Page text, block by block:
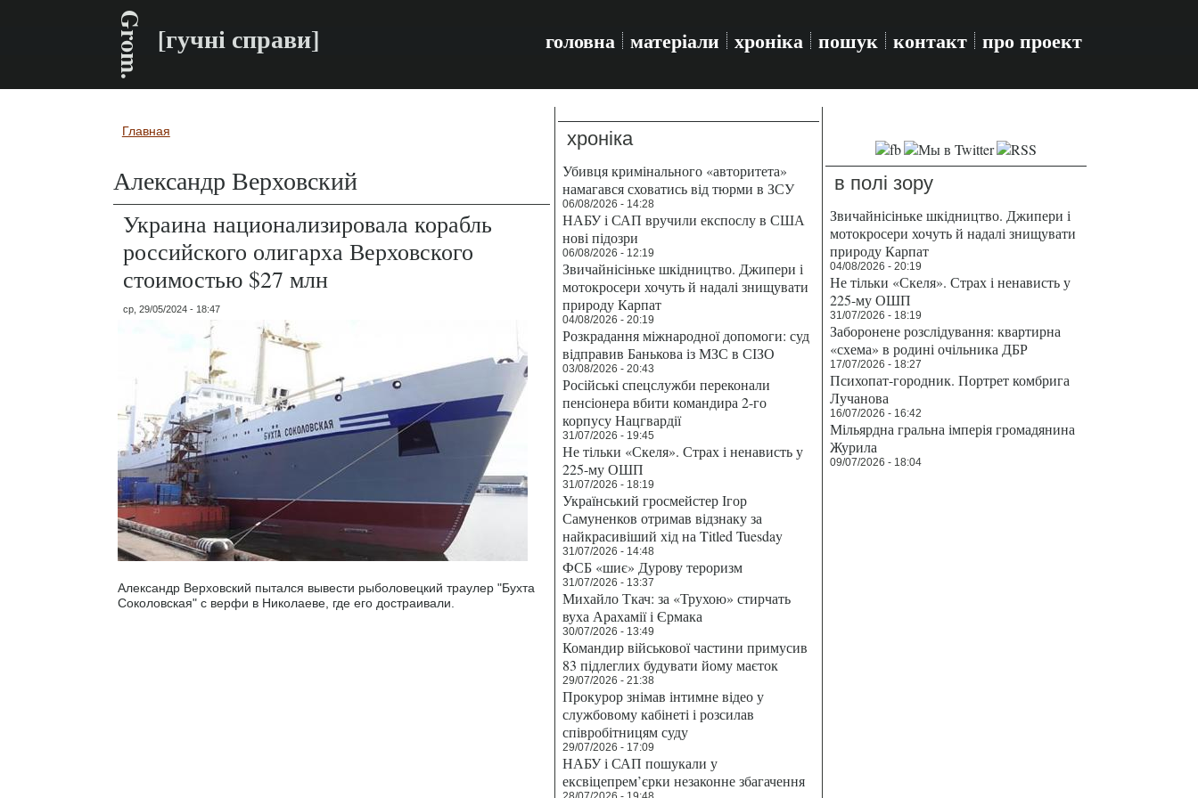
Grom. [гучні справи] головна матеріали хроніка пошук контакт про проект
Вы здесь
Главная
Александр Верховский
Украина национализировала корабль
российского олигарха Верховского
стоимостью $27 млн
ср, 29/05/2024 - 18:47
Александр Верховский пытался вывести рыболовецкий траулер "Бухта
Соколовская" с верфи в Николаеве, где его достраивали.
хроніка
Убивця кримінального «авторитета»
намагався сховатись від тюрми в ЗСУ
06/08/2026 - 14:28
НАБУ і САП вручили експослу в США
нові підозри
06/08/2026 - 12:19
Звичайнісіньке шкідництво. Джипери і
мотокросери хочуть й надалі знищувати
природу Карпат
04/08/2026 - 20:19
Розкрадання міжнародної допомоги: суд
відправив Банькова із МЗС в СІЗО
03/08/2026 - 20:43
Російські спецслужби переконали
пенсіонера вбити командира 2-го
корпусу Нацгвардії
31/07/2026 - 19:45
Не тільки «Скеля». Страх і ненависть у
225-му ОШП
31/07/2026 - 18:19
Український гросмейстер Ігор
Самуненков отримав відзнаку за
найкрасивіший хід на Titled Tuesday
31/07/2026 - 14:48
ФСБ «шиє» Дурову тероризм
31/07/2026 - 13:37
Михайло Ткач: за «Трухою» стирчать
вуха Арахамії і Єрмака
30/07/2026 - 13:49
Командир військової частини примусив
83 підлеглих будувати йому маєток
29/07/2026 - 21:38
Прокурор знімав інтимне відео у
службовому кабінеті і розсилав
співробітницям суду
29/07/2026 - 17:09
НАБУ і САП пошукали у
ексвіцепрем’єрки незаконне збагачення
в полі зору
Звичайнісіньке шкідництво. Джипери і
мотокросери хочуть й надалі знищувати
природу Карпат
04/08/2026 - 20:19
Не тільки «Скеля». Страх і ненависть у
225-му ОШП
31/07/2026 - 18:19
Заборонене розслідування: квартирна
«схема» в родині очільника ДБР
17/07/2026 - 18:27
Психопат-городник. Портрет комбрига
Лучанова
16/07/2026 - 16:42
Мільярдна гральна імперія громадянина
Журила
09/07/2026 - 18:04